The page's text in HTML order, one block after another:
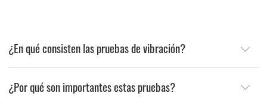
¿En qué consisten las pruebas de vibración?
¿Por qué son importantes estas pruebas?